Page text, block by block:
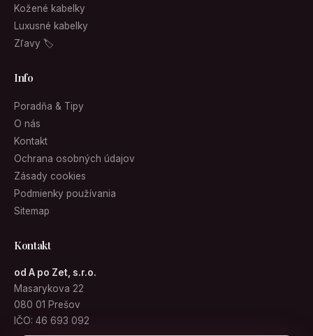
Kožené kabelky
Luxusné kabelky
Zľavy 🏷
Info
Poradňa & Tipy
O nás
Kontakt
Ochrana osobných údajov
Zásady cookies
Podmienky používania
Sitemap
Kontakt
od A po Zet, s.r.o.
Masarykova 22
080 01 Prešov
IČO: 46 693 092